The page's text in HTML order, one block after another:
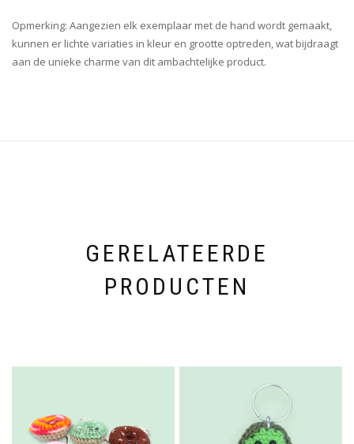
Opmerking: Aangezien elk exemplaar met de hand wordt gemaakt,
kunnen er lichte variaties in kleur en grootte optreden, wat bijdraagt
aan de unieke charme van dit ambachtelijke product.
GERELATEERDE
PRODUCTEN